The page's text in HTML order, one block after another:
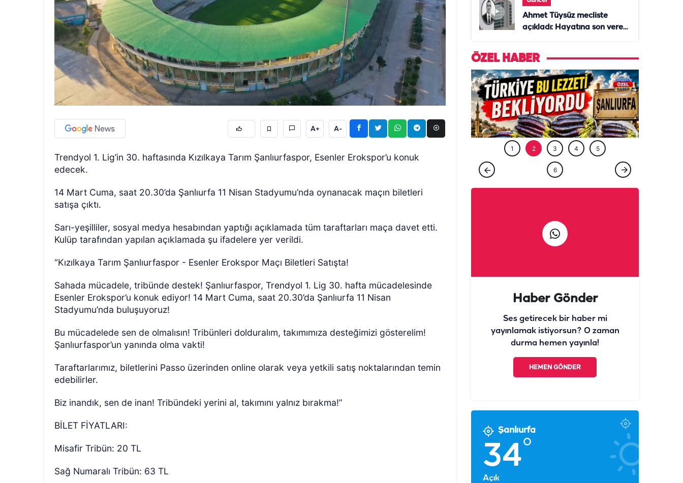
A+ A-
Trendyol 1. Lig’in 30. haftasında Kızılkaya Tarım Şanlıurfaspor, Esenler Erokspor’u konuk
edecek.
14 Mart Cuma, saat 20.30’da Şanlıurfa 11 Nisan Stadyumu’nda oynanacak maçın biletleri
satışa çıktı.
Sarı-yeşilliler, sosyal medya hesabından yaptığı açıklamada tüm taraftarları maça davet etti.
Kulüp tarafından yapılan açıklamada şu ifadelere yer verildi.
“Kızılkaya Tarım Şanlıurfaspor - Esenler Erokspor Maçı Biletleri Satışta!
Sahada mücadele, tribünde destek! Şanlıurfaspor, Trendyol 1. Lig 30. hafta mücadelesinde
Esenler Erokspor’u konuk ediyor! 14 Mart Cuma, saat 20.30’da Şanlıurfa 11 Nisan
Stadyumu’nda buluşuyoruz!
Bu mücadelede sen de olmalısın! Tribünleri dolduralım, takımımıza desteğimizi gösterelim!
Şanlıurfaspor’un yanında olma vakti!
Taraftarlarımız, biletlerini Passo üzerinden online olarak veya yetkili satış noktalarından temin
edebilirler.
Biz inandık, sen de inan! Tribündeki yerini al, takımını yalnız bırakma!”
BİLET FİYATLARI:
Misafir Tribün: 20 TL
Sağ Numaralı Tribün: 63 TL
Ahmet Tüysüz mecliste
açıkladı: Hayatına son veren
ÖZEL HABER
ÖZEL HABER
Tarladan patlıcan kebabına uzanan lezzet
1 2 3 4 5
6
Haber Gönder
Ses getirecek bir haber mi
yayınlamak istiyorsun? O zaman
durma hemen yayınla!
HEMEN GÖNDER
Şanlıurfa
34°
Açık